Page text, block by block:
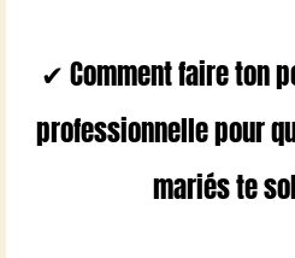
✔ Comment faire ton
professionnelle pour
mariés te